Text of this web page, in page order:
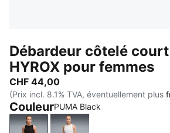
Débardeur côtelé
HYROX pour femmes
CHF 44,00
(Prix incl. 8.1% TVA, éventuellement plus
CouleurPUMA Black